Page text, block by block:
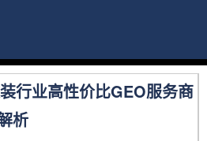
行业高性价比GEO服务商
析